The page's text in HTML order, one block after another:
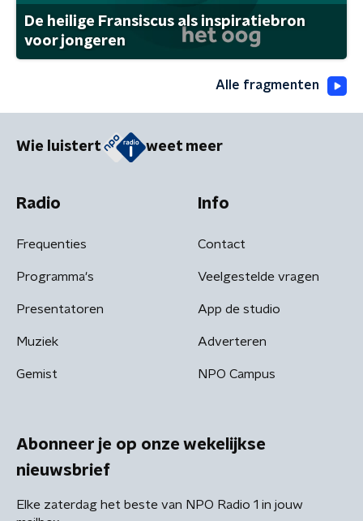
De heilige Fransiscus als inspiratiebron
voor jongeren
Alle fragmenten
Wie luistert weet meer
Radio
Frequenties
Programma's
Presentatoren
Muziek
Gemist
Info
Contact
Veelgestelde vragen
App de studio
Adverteren
NPO Campus
Abonneer je op onze wekelijkse
nieuwsbrief
Elke zaterdag het beste van NPO Radio 1 in jouw